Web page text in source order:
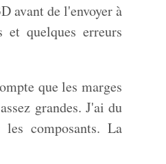
avant de l'envoyer à
et quelques erreurs
que les marges
grandes. J'ai du
composants. La